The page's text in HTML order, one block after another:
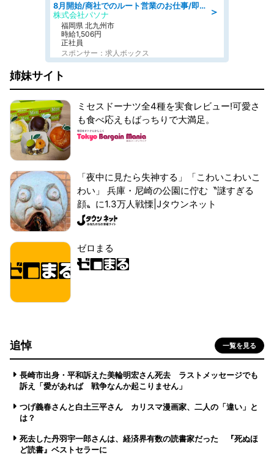
＞
8月開始/商社でのルート営業のお仕事/即日勤務可/車通勤可/営業
株式会社パソナ
福岡県 北九州市
時給1,506円
正社員
スポンサー：求人ボックス
姉妹サイト
ミセスドーナツ全4種を実食レビュー!可愛さ
も食べ応えもばっちりで大満足。
「夜中に見たら失神する」「こわいこわいこ
わい」 兵庫・尼崎の公園に佇む〝謎すぎる
顔〟に1.3万人戦慄|Jタウンネット
ゼロまる
追悼 一覧を見る
長崎市出身・平和訴えた美輪明宏さん死去 ラストメッセージでも
訴え「愛があれば 戦争なんか起こりません」
つげ義春さんと白土三平さん カリスマ漫画家、二人の「違い」と
は？
死去した丹羽宇一郎さんは、経済界有数の読書家だった 『死ぬほ
ど読書』ベストセラーに